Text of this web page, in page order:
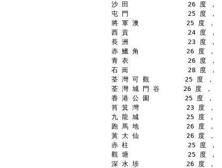
沙 田               26 度 ，
屯 門               25 度 ，
將 軍 澳            25 度 ，
西 貢               24 度 ，
長 洲               23 度 ，
赤 鱲 角            26 度 ，
青 衣               26 度 ，
石 崗               28 度 ，
荃 灣 可 觀         25 度 ，
荃 灣 城 門 谷      26 度 ，
香 港 公 園         25 度 ，
筲 箕 灣            23 度 ，
九 龍 城            25 度 ，
跑 馬 地            26 度 ，
黃 大 仙            26 度 ，
赤 柱               25 度 ，
觀 塘               25 度 ，
深 水 埗            26 度 ，